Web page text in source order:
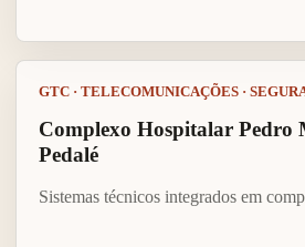
GTC · TELECOMUNICAÇÕES ·
Complexo Hospitalar Pedro
Pedalé
Sistemas técnicos integrados em